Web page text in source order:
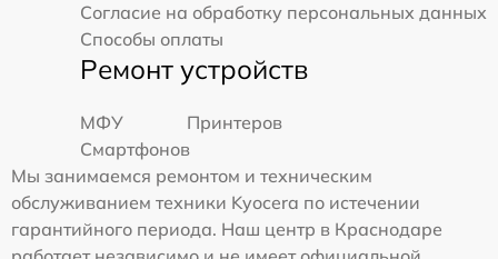
Согласие на обработку персональных данных
Способы оплаты
Ремонт устройств
МФУ
Принтеров
Смартфонов
Мы занимаемся ремонтом и техническим
обслуживанием техники Kyocera по истечении
гарантийного периода. Наш центр в Краснодаре